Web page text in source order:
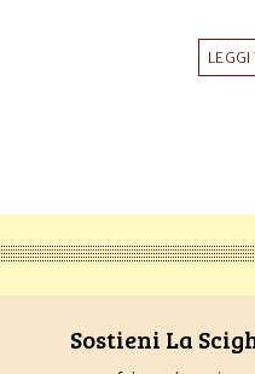
Sostieni La